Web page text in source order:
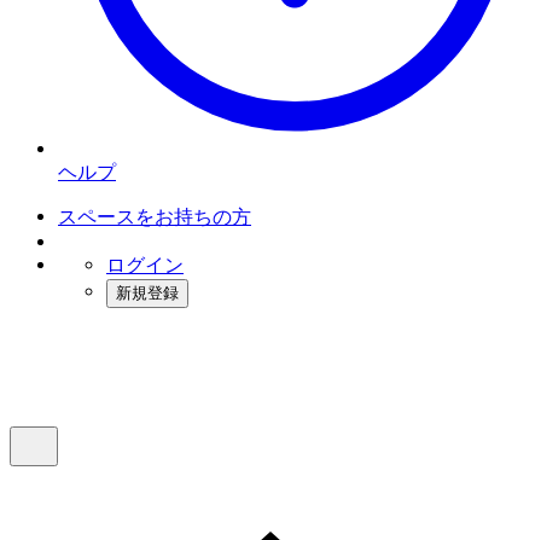
ヘルプ
スペースをお持ちの方
ログイン
新規登録